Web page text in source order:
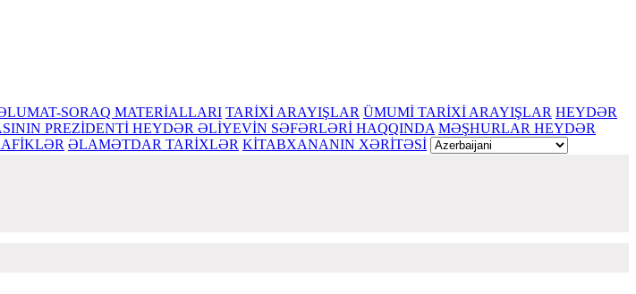
SORAQ MATERİALLARI TARİXİ ARAYIŞLAR ÜMUMİ TARİXİ ARAYIŞLAR HEYDƏR
PREZİDENTİ HEYDƏR ƏLİYEVİN SƏFƏRLƏRİ HAQQINDA MƏŞHURLAR HEYDƏR
ƏLAMƏTDAR TARİXLƏR KİTABXANANIN XƏRİTƏSİ